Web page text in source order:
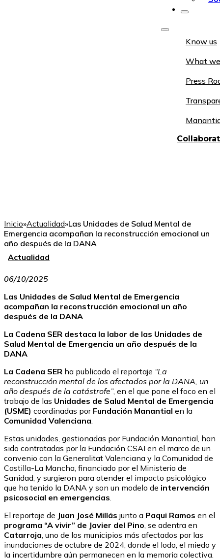
Know us
What
Press
Inicio»Actualidad»Las Unidades de Salud Mental de
Emergencia acompañan la reconstrucción emocional un
año después de la DANA
Actualidad
06/10/2025
Las Unidades de Salud Mental de Emergencia
acompañan la reconstrucción emocional un año
después de la DANA
La Cadena SER destaca la labor de las Unidades de
Salud Mental de Emergencia un año después de la
DANA
La Cadena SER ha publicado el reportaje “La
reconstrucción mental de los afectados por la DANA, un
año después de la catástrofe”, en el que pone el foco en el
trabajo de las Unidades de Salud Mental de Emergencia
(USME) coordinadas por Fundación Manantial en la
Comunidad Valenciana.
Estas unidades, gestionadas por Fundación Manantial, han
sido contratadas por la Fundación CSAI en el marco de un
convenio con la Generalitat Valenciana y la Comunidad de
Castilla-La Mancha, financiado por el Ministerio de
Sanidad, y surgieron para atender el impacto psicológico
que ha tenido la DANA y son un modelo de intervención
psicosocial en emergencias.
El reportaje de Juan José Millás junto a Paqui Ramos en el
programa “A vivir” de Javier del Pino, se adentra en
Catarroja, uno de los municipios más afectados por las
inundaciones de octubre de 2024, donde el lodo, el miedo y
la incertidumbre aún permanecen en la memoria colectiva.